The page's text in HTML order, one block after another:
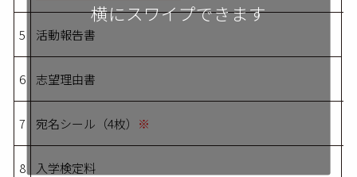
5 活動報告書
6 志望理由書
7 宛名シール（4枚） ※
8 入学検定料